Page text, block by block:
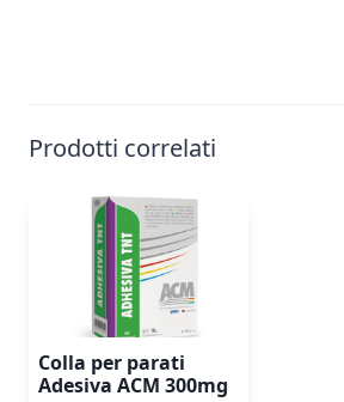
Prodotti correlati
Colla per parati
Adesiva ACM 300mg